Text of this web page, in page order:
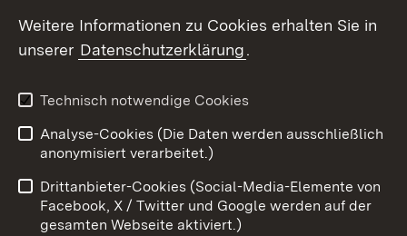
X / Twitter
Youtube
Impressum
Kontakt
Barrierefreiheit
Datenschutz
Cookies
Weitere Informationen zu Cookies erhalten Sie in
unserer Datenschutzerklärung.
Technisch notwendige Cookies
Analyse-Cookies (Die Daten werden ausschließlich
anonymisiert verarbeitet.)
Drittanbieter-Cookies (Social-Media-Elemente von
Facebook, X / Twitter und Google werden auf der
gesamten Webseite aktiviert.)